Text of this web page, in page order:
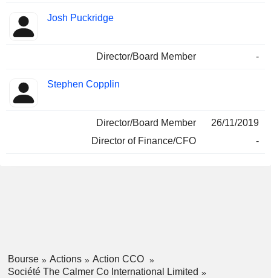
Josh Puckridge
Director/Board Member -
Stephen Copplin
Director/Board Member
26/11/2019
Director of Finance/CFO
-
Bourse Actions
Action CCO
Société The Calmer Co International Limited